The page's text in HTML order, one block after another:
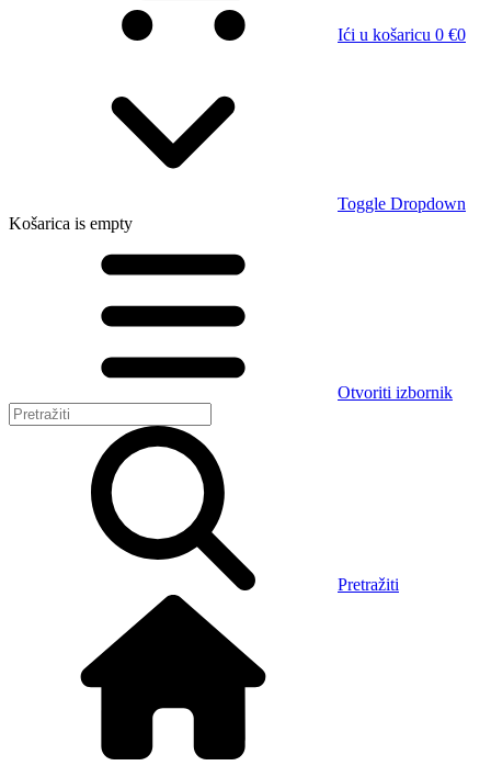
Ići u košaricu 0 €0
Toggle Dropdown
Košarica is empty
Otvoriti izbornik
Pretražiti